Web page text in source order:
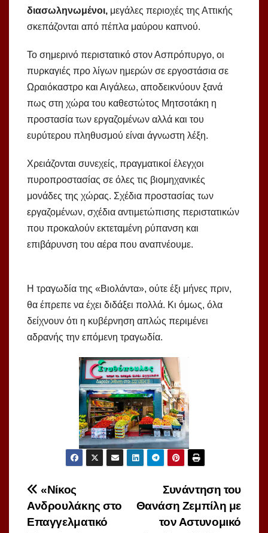
διασωληνωμένοι, μεγάλες περιοχές της Αττικής
σκεπάζονται από πέπλα μαύρου καπνού.
Το σημερινό περιστατικό στον Ασπρόπυργο, οι
πυρκαγιές προ λίγων ημερών σε εργοστάσια σε
Ωραιόκαστρο και Αιγάλεω, αποδεικνύουν ξανά
πως στη χώρα του καθεστώτος Μητσοτάκη η
προστασία των εργαζομένων αλλά και του
ευρύτερου πληθυσμού είναι άγνωστη λέξη.
Χρειάζονται συνεχείς, πραγματικοί έλεγχοι
πυροπροστασίας σε όλες τις βιομηχανικές
μονάδες της χώρας. Σχέδια προστασίας των
εργαζομένων, σχέδια αντιμετώπισης περιστατικών
που προκαλούν εκτεταμένη ρύπανση και
επιβάρυνση του αέρα που αναπνέουμε.
Η τραγωδία της «Βιολάντα», ούτε έξι μήνες πριν,
θα έπρεπε να έχει διδάξει πολλά. Κι όμως, όλα
δείχνουν ότι η κυβέρνηση απλώς περιμένει
αδρανής την επόμενη τραγωδία.
Πλοήγηση
άρθρων
Συνάντηση του
Θανάση Ζεμπίλη με
τον Αστυνομικό
«Νίκος
Ανδρουλάκης στο
Επαγγελματικό